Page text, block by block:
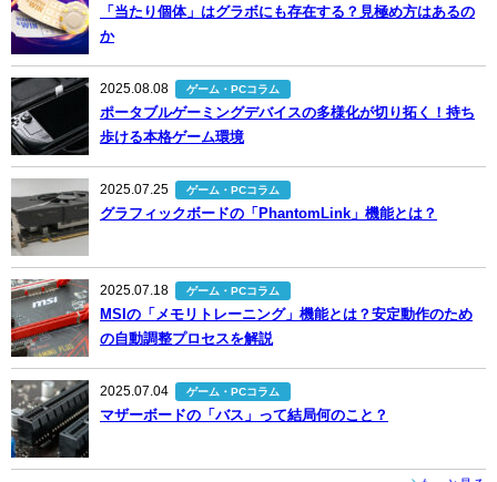
「当たり個体」はグラボにも存在する？見極め方はあるの
か
2025.08.08 ゲーム・PCコラム
ポータブルゲーミングデバイスの多様化が切り拓く！持ち
歩ける本格ゲーム環境
2025.07.25 ゲーム・PCコラム
グラフィックボードの「PhantomLink」機能とは？
2025.07.18 ゲーム・PCコラム
MSIの「メモリトレーニング」機能とは？安定動作のため
の自動調整プロセスを解説
2025.07.04 ゲーム・PCコラム
マザーボードの「バス」って結局何のこと？